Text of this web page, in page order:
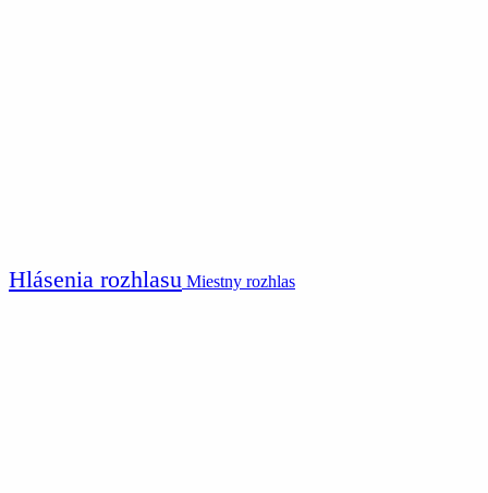
Hlásenia rozhlasu Miestny rozhlas